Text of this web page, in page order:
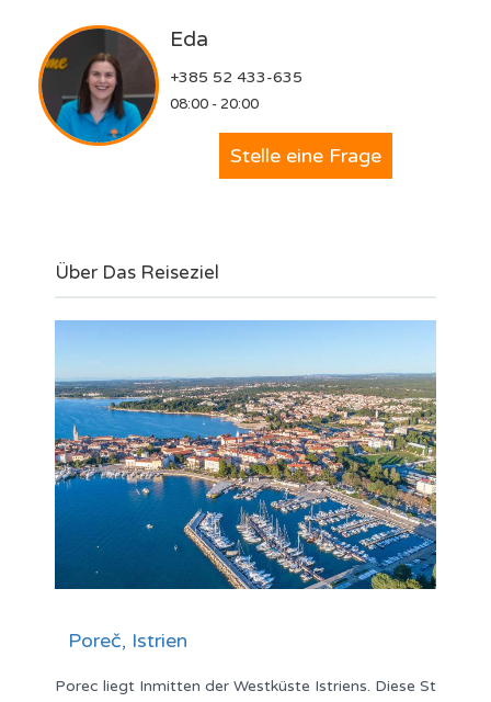
Eda
+385 52 433-635
08:00 - 20:00
Stelle eine Frage
Über Das Reiseziel
Poreč, Istrien
Porec liegt Inmitten der Westküste Istriens. Diese St